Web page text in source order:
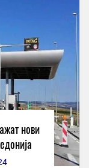
нови